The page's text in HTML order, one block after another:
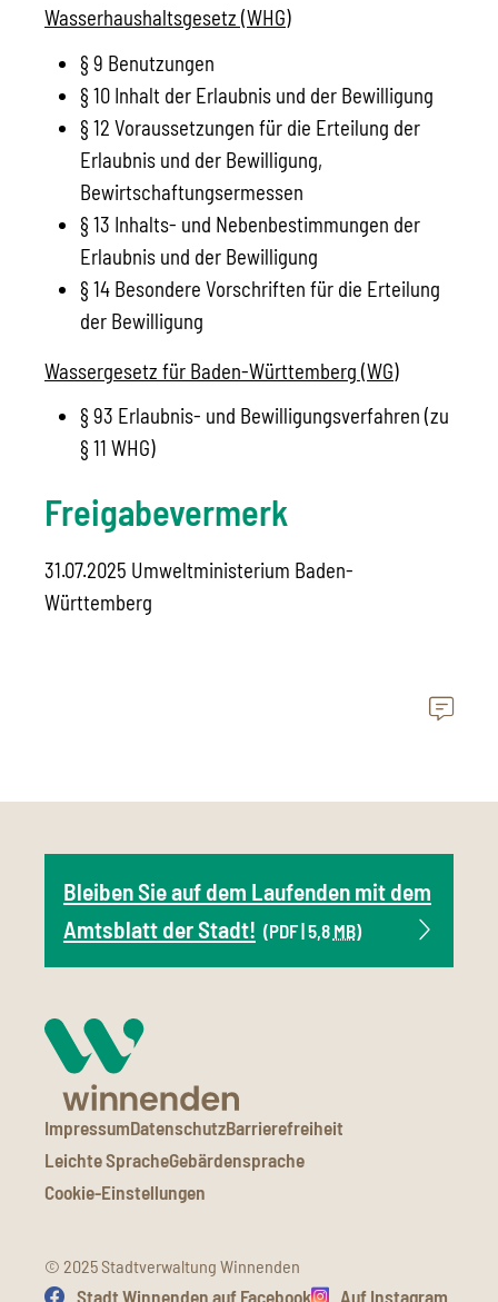
Wasserhaushaltsgesetz (WHG)
§ 9 Benutzungen
§ 10 Inhalt der Erlaubnis und der Bewilligung
§ 12 Voraussetzungen für die Erteilung der
Erlaubnis und der Bewilligung,
Bewirtschaftungsermessen
§ 13 Inhalts- und Nebenbestimmungen der
Erlaubnis und der Bewilligung
§ 14 Besondere Vorschriften für die Erteilung
der Bewilligung
Wassergesetz für Baden-Württemberg (WG)
§ 93 Erlaubnis- und Bewilligungsverfahren (zu
§ 11 WHG)
Freigabevermerk
31.07.2025 Umweltministerium Baden-
Württemberg
Bleiben Sie auf dem Laufenden mit dem
Amtsblatt der Stadt! (PDF | 5,8 MB)
ImpressumDatenschutzBarrierefreiheit
Leichte SpracheGebärdensprache
Cookie-Einstellungen
© 2025 Stadtverwaltung Winnenden
Stadt Winnenden auf Facebook Auf Instagram